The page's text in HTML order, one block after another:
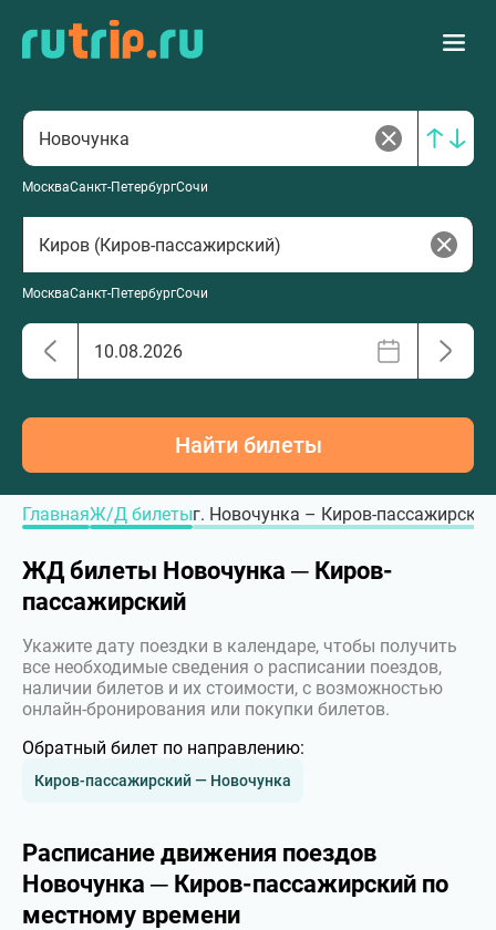
МоскваСанкт-ПетербургСочи
МоскваСанкт-ПетербургСочи
Найти билеты
ГлавнаяЖ/Д билетыг. Новочунка – Киров-
ЖД билеты Новочунка ─ Киров-
пассажирский
Укажите дату поездки в календаре, чтобы получить
все необходимые сведения о расписании поездов,
наличии билетов и их стоимости, с возможностью
онлайн-бронирования или покупки билетов.
Обратный билет по направлению:
Киров-пассажирский — Новочунка
Расписание движения поездов
Новочунка ─ Киров-пассажирский по
местному времени